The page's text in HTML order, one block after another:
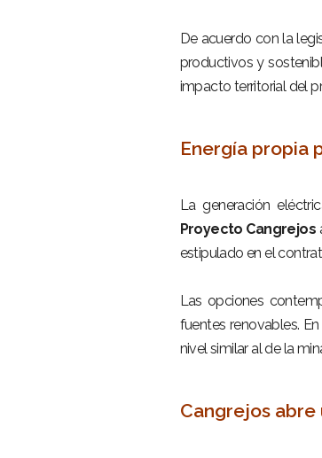
De acuerdo con la
productivos y
impacto territorial del
Energía propia
La generación
Proyecto Cangrejos
estipulado en el
Las opciones
fuentes renovables.
nivel similar al de la
Cangrejos